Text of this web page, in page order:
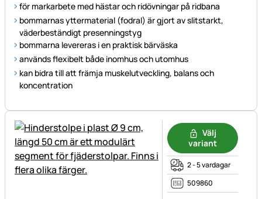
för markarbete med hästar och ridövningar på ridbana
bommarnas yttermaterial (fodral) är gjort av slitstarkt,
väderbeständigt presenningstyg
bommarna levereras i en praktisk bärväska
används flexibelt både inomhus och utomhus
kan bidra till att främja muskelutveckling, balans och
koncentration
Välj
variant
2 - 5 vardagar
509860